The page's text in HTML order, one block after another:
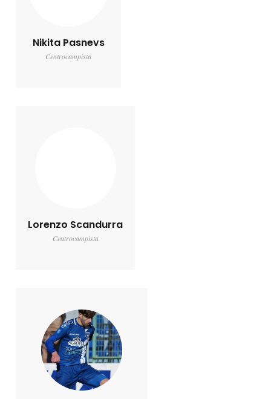
Nikita Pasnevs
Centrocampista
Lorenzo Scandurra
Centrocampista